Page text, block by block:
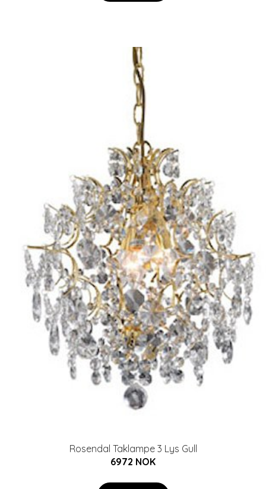
Rosendal Taklampe 3 Lys Gull
6972 NOK